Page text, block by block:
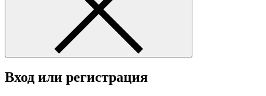
Вход или регистрация